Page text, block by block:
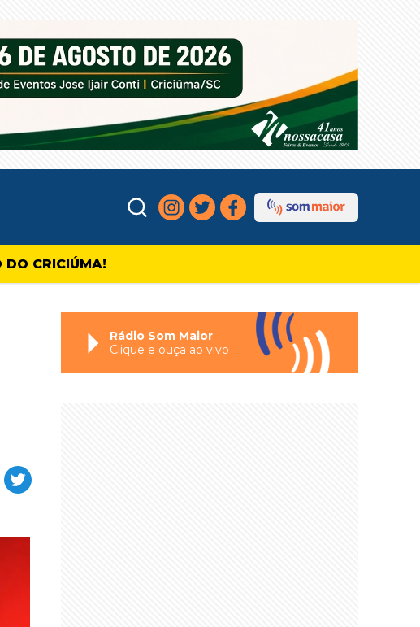
DO CRICIÚMA!
Rádio Som Maior
Clique e ouça ao vivo